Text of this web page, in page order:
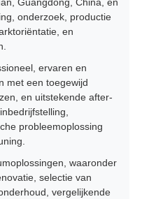
onderzoek, productie
en
ervaren en
met een toegewijd
en uitstekende after-
probleemoplossing
waaronder
selectie van
vergelijkende